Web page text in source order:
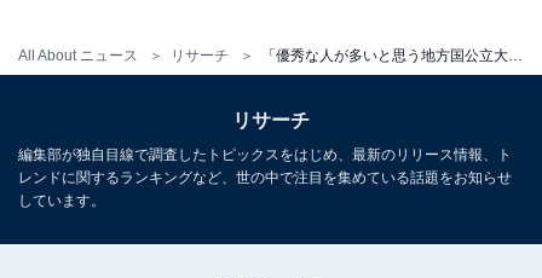
All About ニュース リサーチ 「優秀な人が多いと思う地方国公立大学」ランキング。同率2位「横浜国立大学」「神戸大学」を抑えた1位は？
リサーチ
編集部が独自目線で調査したトピックスをはじめ、最新のリリース情報、ト
レンドに関するランキングなど、世の中で注目を集めている話題をお知らせ
しています。